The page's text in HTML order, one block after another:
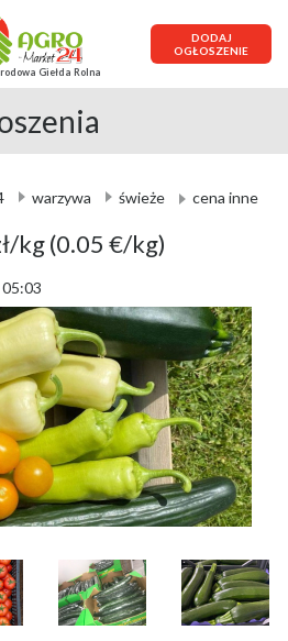
Giełda Rolna
DODAJ
OGŁOSZENIE
warzywa świeże cena inne
kg(0.05 €/kg)